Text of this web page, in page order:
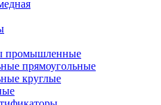
промышленные
прямоугольные
круглые